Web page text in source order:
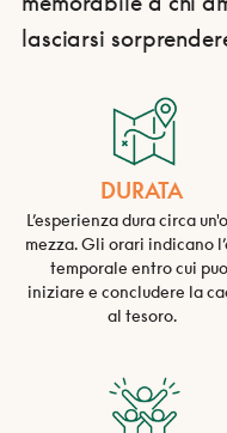
lasciarsi
DURATA
L’esperienza dura circa
mezza. Gli orari indicano
temporale entro cui
iniziare e concludere la
al tesoro.